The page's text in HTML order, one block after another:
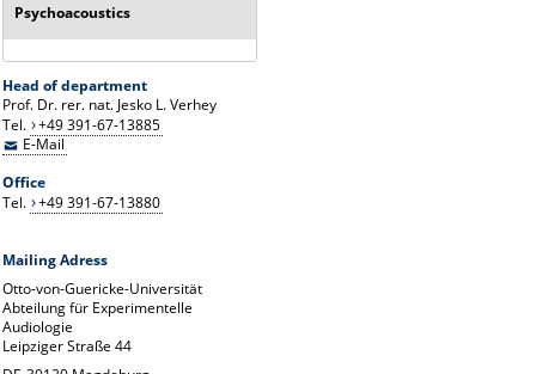
Psychoacoustics
Head of department
Prof. Dr. rer. nat. Jesko L. Verhey
Tel. +49 391-67-13885
E-Mail
Office
Tel. +49 391-67-13880
Mailing Adress
Otto-von-Guericke-Universität
Abteilung für Experimentelle
Audiologie
Leipziger Straße 44